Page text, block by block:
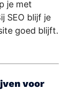
je met
SEO blijf je
goed blijft.
voor